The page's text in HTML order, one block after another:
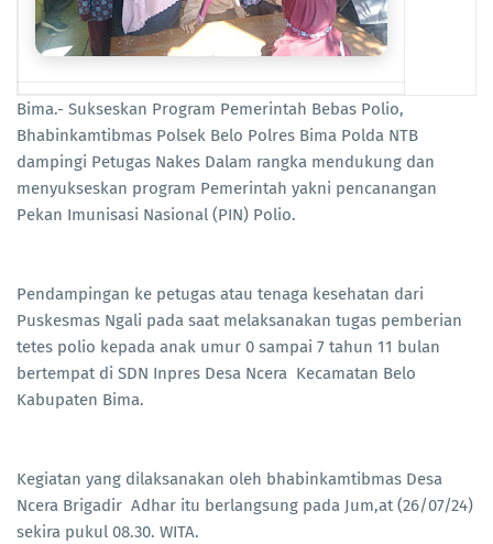
Bima.- Sukseskan Program Pemerintah Bebas Polio,
Bhabinkamtibmas Polsek Belo Polres Bima Polda NTB
dampingi Petugas Nakes Dalam rangka mendukung dan
menyukseskan program Pemerintah yakni pencanangan
Pekan Imunisasi Nasional (PIN) Polio.
Pendampingan ke petugas atau tenaga kesehatan dari
Puskesmas Ngali pada saat melaksanakan tugas pemberian
tetes polio kepada anak umur 0 sampai 7 tahun 11 bulan
bertempat di SDN Inpres Desa Ncera Kecamatan Belo
Kabupaten Bima.
Kegiatan yang dilaksanakan oleh bhabinkamtibmas Desa
Ncera Brigadir Adhar itu berlangsung pada Jum,at (26/07/24)
sekira pukul 08.30. WITA.